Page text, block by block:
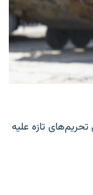
طرحی را برای اعمال تحریم‌های تازه علیه